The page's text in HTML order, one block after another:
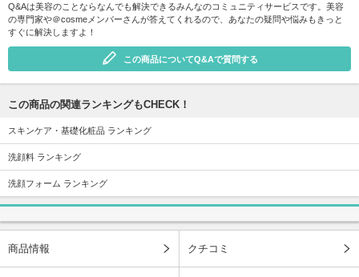
Q&Aは美容のことならなんでも解決できるみんなのコミュニティサービスです。美容
の専門家や＠cosmeメンバーさんが答えてくれるので、あなたの疑問や悩みもきっと
すぐに解決しますよ！
この商品についてQ&Aで質問する
この商品の関連ランキングもCHECK！
スキンケア・基礎化粧品 ランキング
洗顔料 ランキング
洗顔フォーム ランキング
商品情報 クチコミ